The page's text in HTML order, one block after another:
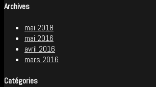
Archives
mai 2018
mai 2016
avril 2016
mars 2016
Catégories